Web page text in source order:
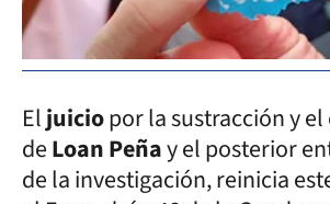
Eljuiciopor la sustracción y
deLoan Peñay el posterior
de la investigación, reinicia